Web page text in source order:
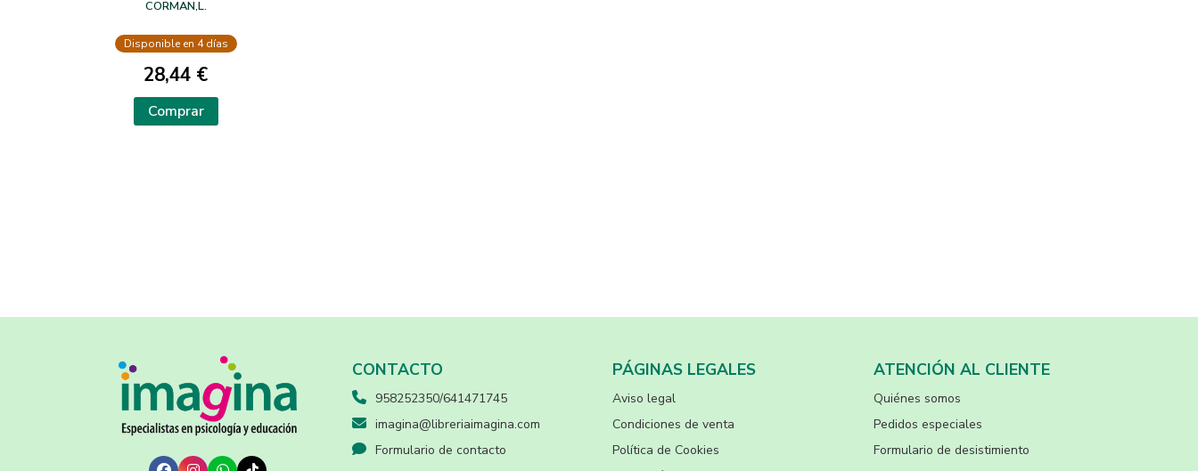
CORMAN,L.
Disponible en 4 días
28,44 €
Comprar
CONTACTO
958252350/641471745
imagina@libreriaimagina.com
Formulario de contacto
PÁGINAS LEGALES
Aviso legal
Condiciones de venta
Política de Cookies
ATENCIÓN AL CLIENTE
Quiénes somos
Pedidos especiales
Formulario de desistimiento